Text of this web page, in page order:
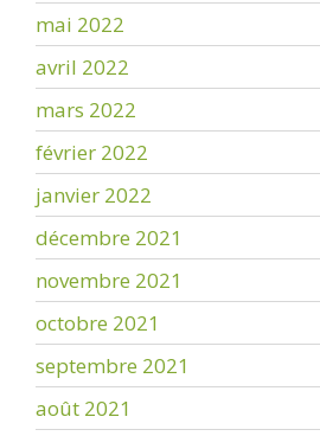
mai 2022
avril 2022
mars 2022
février 2022
janvier 2022
décembre 2021
novembre 2021
octobre 2021
septembre 2021
août 2021